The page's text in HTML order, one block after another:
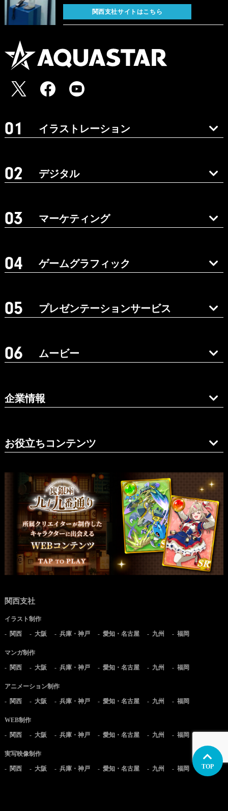
関西支社サイトはこちら
TOP
イラストレーション
デジタル
マーケティング
ゲームグラフィック
プレゼンテーションサービス
ムービー
企業情報
お役立ちコンテンツ
関西支社
イラスト制作
関西 大阪 兵庫・神戸 愛知・名古屋 九州 福岡
マンガ制作
関西 大阪 兵庫・神戸 愛知・名古屋 九州 福岡
アニメーション制作
関西 大阪 兵庫・神戸 愛知・名古屋 九州 福岡
WEB制作
関西 大阪 兵庫・神戸 愛知・名古屋 九州 福岡
実写映像制作
関西 大阪 兵庫・神戸 愛知・名古屋 九州 福岡